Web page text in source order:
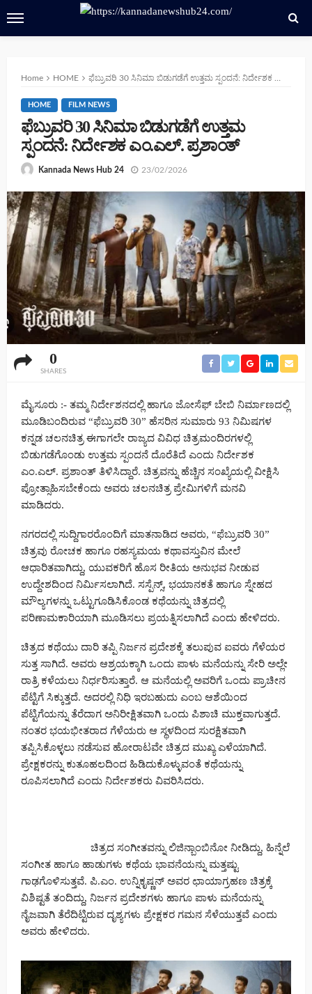
Home HOME ಫೆಬ್ರುವರಿ 30 ಸಿನಿಮಾ ಬಿಡುಗಡೆಗೆ ಉತ್ತಮ ಸ್ಪಂದನೆ: ನಿರ್ದೇಶಕ ಎಂ.ಎಲ್. ಪ್ರಶಾಂತ್
HOME FILM NEWS
ಫೆಬ್ರುವರಿ 30 ಸಿನಿಮಾ ಬಿಡುಗಡೆಗೆ ಉತ್ತಮ
ಸ್ಪಂದನೆ: ನಿರ್ದೇಶಕ ಎಂ.ಎಲ್. ಪ್ರಶಾಂತ್
Kannada News Hub 24 23/02/2026
0
SHARES
ಮೈಸೂರು :- ತಮ್ಮ ನಿರ್ದೇಶನದಲ್ಲಿ ಹಾಗೂ ಜೋಸೆಫ್ ಬೇಬಿ ನಿರ್ಮಾಣದಲ್ಲಿ
ಮೂಡಿಬಂದಿರುವ “ಫೆಬ್ರುವರಿ 30” ಹೆಸರಿನ ಸುಮಾರು 93 ನಿಮಿಷಗಳ
ಕನ್ನಡ ಚಲನಚಿತ್ರ ಈಗಾಗಲೇ ರಾಜ್ಯದ ವಿವಿಧ ಚಿತ್ರಮಂದಿರಗಳಲ್ಲಿ
ಬಿಡುಗಡೆಗೊಂಡು ಉತ್ತಮ ಸ್ಪಂದನೆ ದೊರೆತಿದೆ ಎಂದು ನಿರ್ದೇಶಕ
ಎಂ.ಎಲ್. ಪ್ರಶಾಂತ್ ತಿಳಿಸಿದ್ದಾರೆ. ಚಿತ್ರವನ್ನು ಹೆಚ್ಚಿನ ಸಂಖ್ಯೆಯಲ್ಲಿ ವೀಕ್ಷಿಸಿ
ಪ್ರೋತ್ಸಾಹಿಸಬೇಕೆಂದು ಅವರು ಚಲನಚಿತ್ರ ಪ್ರೇಮಿಗಳಿಗೆ ಮನವಿ
ಮಾಡಿದರು.
ನಗರದಲ್ಲಿ ಸುದ್ದಿಗಾರರೊಂದಿಗೆ ಮಾತನಾಡಿದ ಅವರು, “ಫೆಬ್ರುವರಿ 30”
ಚಿತ್ರವು ರೋಚಕ ಹಾಗೂ ರಹಸ್ಯಮಯ ಕಥಾವಸ್ತುವಿನ ಮೇಲೆ
ಆಧಾರಿತವಾಗಿದ್ದು, ಯುವಕರಿಗೆ ಹೊಸ ರೀತಿಯ ಅನುಭವ ನೀಡುವ
ಉದ್ದೇಶದಿಂದ ನಿರ್ಮಿಸಲಾಗಿದೆ. ಸಸ್ಪೆನ್ಸ್, ಭಯಾನಕತೆ ಹಾಗೂ ಸ್ನೇಹದ
ಮೌಲ್ಯಗಳನ್ನು ಒಟ್ಟುಗೂಡಿಸಿಕೊಂಡ ಕಥೆಯನ್ನು ಚಿತ್ರದಲ್ಲಿ
ಪರಿಣಾಮಕಾರಿಯಾಗಿ ಮೂಡಿಸಲು ಪ್ರಯತ್ನಿಸಲಾಗಿದೆ ಎಂದು ಹೇಳಿದರು.
ಚಿತ್ರದ ಕಥೆಯು ದಾರಿ ತಪ್ಪಿ ನಿರ್ಜನ ಪ್ರದೇಶಕ್ಕೆ ತಲುಪುವ ಐವರು ಗೆಳೆಯರ
ಸುತ್ತ ಸಾಗಿದೆ. ಅವರು ಆಶ್ರಯಕ್ಕಾಗಿ ಒಂದು ಪಾಳು ಮನೆಯನ್ನು ಸೇರಿ ಅಲ್ಲೇ
ರಾತ್ರಿ ಕಳೆಯಲು ನಿರ್ಧರಿಸುತ್ತಾರೆ. ಆ ಮನೆಯಲ್ಲಿ ಅವರಿಗೆ ಒಂದು ಪ್ರಾಚೀನ
ಪೆಟ್ಟಿಗೆ ಸಿಕ್ಕುತ್ತದೆ. ಅದರಲ್ಲಿ ನಿಧಿ ಇರಬಹುದು ಎಂಬ ಆಶೆಯಿಂದ
ಪೆಟ್ಟಿಗೆಯನ್ನು ತೆರೆದಾಗ ಅನಿರೀಕ್ಷಿತವಾಗಿ ಒಂದು ಪಿಶಾಚಿ ಮುಕ್ತವಾಗುತ್ತದೆ.
ನಂತರ ಭಯಭೀತರಾದ ಗೆಳೆಯರು ಆ ಸ್ಥಳದಿಂದ ಸುರಕ್ಷಿತವಾಗಿ
ತಪ್ಪಿಸಿಕೊಳ್ಳಲು ನಡೆಸುವ ಹೋರಾಟವೇ ಚಿತ್ರದ ಮುಖ್ಯ ಎಳೆಯಾಗಿದೆ.
ಪ್ರೇಕ್ಷಕರನ್ನು ಕುತೂಹಲದಿಂದ ಹಿಡಿದುಕೊಳ್ಳುವಂತೆ ಕಥೆಯನ್ನು
ರೂಪಿಸಲಾಗಿದೆ ಎಂದು ನಿರ್ದೇಶಕರು ವಿವರಿಸಿದರು.
ಚಿತ್ರದ ಸಂಗೀತವನ್ನು ಲಿಜಿನ್ಬಾಂಬಿನೋ ನೀಡಿದ್ದು, ಹಿನ್ನೆಲೆ
ಸಂಗೀತ ಹಾಗೂ ಹಾಡುಗಳು ಕಥೆಯ ಭಾವನೆಯನ್ನು ಮತ್ತಷ್ಟು
ಗಾಢಗೊಳಿಸುತ್ತವೆ. ಪಿ.ಎಂ. ಉನ್ನಿಕೃಷ್ಣನ್ ಅವರ ಛಾಯಾಗ್ರಹಣ ಚಿತ್ರಕ್ಕೆ
ವಿಶಿಷ್ಟತೆ ತಂದಿದ್ದು, ನಿರ್ಜನ ಪ್ರದೇಶಗಳು ಹಾಗೂ ಪಾಳು ಮನೆಯನ್ನು
ನೈಜವಾಗಿ ತೆರೆದಿಟ್ಟಿರುವ ದೃಶ್ಯಗಳು ಪ್ರೇಕ್ಷಕರ ಗಮನ ಸೆಳೆಯುತ್ತವೆ ಎಂದು
ಅವರು ಹೇಳಿದರು.